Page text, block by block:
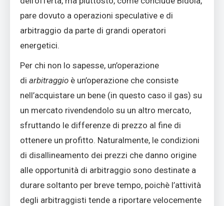
pare dovuto a operazioni speculative e di
arbitraggio da parte di grandi operatori
energetici.
Per chi non lo sapesse, un’operazione
di arbitraggio è un’operazione che consiste
nell’acquistare un bene (in questo caso il gas) su
un mercato rivendendolo su un altro mercato,
sfruttando le differenze di prezzo al fine di
ottenere un profitto. Naturalmente, le condizioni
di disallineamento dei prezzi che danno origine
alle opportunità di arbitraggio sono destinate a
durare soltanto per breve tempo, poichè l’attività
degli arbitraggisti tende a riportare velocemente